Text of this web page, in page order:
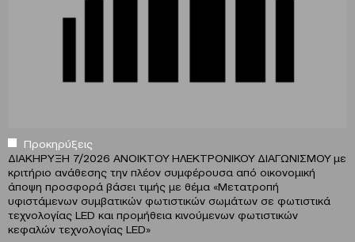
Προκηρύξεις
ΔΙΑΚΗΡΥΞΗ 7/2026 ΑΝΟΙΚΤΟΥ ΗΛΕΚΤΡΟΝΙΚΟΥ ΔΙΑΓΩΝΙΣΜΟΥ με
κριτήριο ανάθεσης την πλέον συμφέρουσα από οικονομική
άποψη προσφορά βάσει τιμής με θέμα «Μετατροπή
υφιστάμενων συμβατικών φωτιστικών σωμάτων σε φωτιστικά
τεχνολογίας LED και προμήθεια κινούμενων φωτιστικών
κεφαλών τεχνολογίας LED»